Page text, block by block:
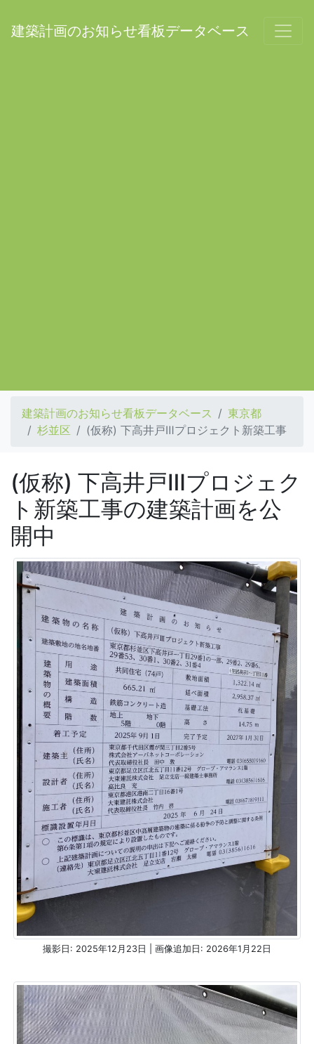
建築計画のお知らせ看板データベース
建築計画のお知らせ看板データベース
東京都
杉並区
(仮称) 下高井戸Ⅲプロジェクト新築工事
(仮称) 下高井戸Ⅲプロジェク
ト新築工事の建築計画を公
開中
撮影日: 2025年12月23日 | 画像追加日: 2026年1月22日